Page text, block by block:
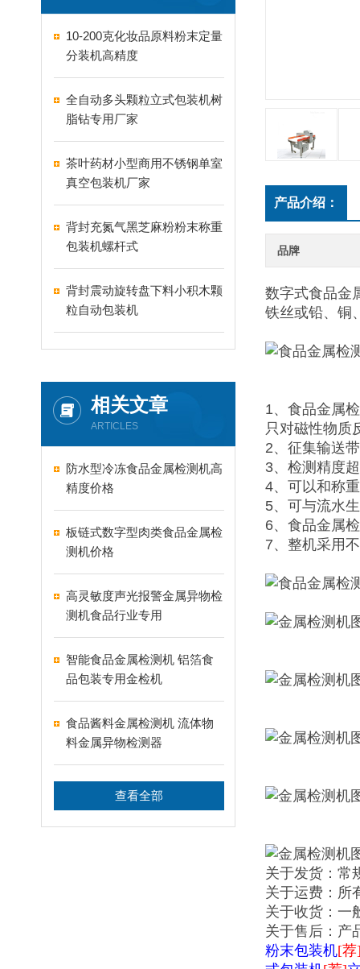
10-200克化妆品原料粉末定量
分装机高精度
全自动多头颗粒立式包装机树
脂钻专用厂家
茶叶药材小型商用不锈钢单室
真空包装机厂家
背封充氮气黑芝麻粉粉末称重
包装机螺杆式
背封震动旋转盘下料小积木颗
粒自动包装机
相关文章
ARTICLES
防水型冷冻食品金属检测机高
精度价格
板链式数字型肉类食品金属检
测机价格
高灵敏度声光报警金属异物检
测机食品行业专用
智能食品金属检测机 铝箔食
品包装专用金检机
食品酱料金属检测机 流体物
料金属异物检测器
查看全部
产品介绍：
品牌
数字式食品金
铁丝或铅、铜
1、食品金属
只对磁性物质
2、征集输送
3、检测精度
4、可以和称
5、可与流水
6、食品金属
7、整机采用
关于发货：常
关于运费：所
关于收货：一
关于售后：产
粉末包装机[荐